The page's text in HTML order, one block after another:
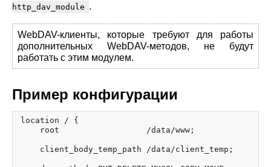
http_dav_module .
WebDAV-клиенты, которые требуют для работы
дополнительных WebDAV-методов, не будут
работать с этим модулем.
Пример конфигурации
location / {
    root                  /data/www;
    client_body_temp_path /data/client_temp;